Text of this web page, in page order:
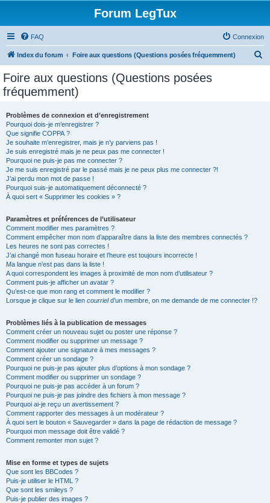
Forum LegTux
FAQ Connexion
Index du forum Foire aux questions (Questions posées fréquemment)
Foire aux questions (Questions posées
fréquemment)
Problèmes de connexion et d’enregistrement
Pourquoi dois-je m’enregistrer ?
Que signifie COPPA ?
Je souhaite m’enregistrer, mais je n’y parviens pas !
Je suis enregistré mais je ne peux pas me connecter !
Pourquoi ne puis-je pas me connecter ?
Je me suis enregistré par le passé mais je ne peux plus me connecter ?!
J’ai perdu mon mot de passe !
Pourquoi suis-je automatiquement déconnecté ?
À quoi sert « Supprimer les cookies » ?
Paramètres et préférences de l’utilisateur
Comment modifier mes paramètres ?
Comment empêcher mon nom d’apparaître dans la liste des membres connectés ?
Les heures ne sont pas correctes !
J’ai changé mon fuseau horaire et l’heure est toujours incorrecte !
Ma langue n’est pas dans la liste !
A quoi correspondent les images à proximité de mon nom d’utilisateur ?
Comment puis-je afficher un avatar ?
Qu’est-ce que mon rang et comment le modifier ?
Lorsque je clique sur le lien courrield’un membre, on me demande de me connecter !?
Problèmes liés à la publication de messages
Comment créer un nouveau sujet ou poster une réponse ?
Comment modifier ou supprimer un message ?
Comment ajouter une signature à mes messages ?
Comment créer un sondage ?
Pourquoi ne puis-je pas ajouter plus d’options à mon sondage ?
Comment modifier ou supprimer un sondage ?
Pourquoi ne puis-je pas accéder à un forum ?
Pourquoi ne puis-je pas joindre des fichiers à mon message ?
Pourquoi ai-je reçu un avertissement ?
Comment rapporter des messages à un modérateur ?
À quoi sert le bouton « Sauvegarder » dans la page de rédaction de message ?
Pourquoi mon message doit être validé ?
Comment remonter mon sujet ?
Mise en forme et types de sujets
Que sont les BBCodes ?
Puis-je utiliser le HTML ?
Que sont les smileys ?
Puis-je publier des images ?